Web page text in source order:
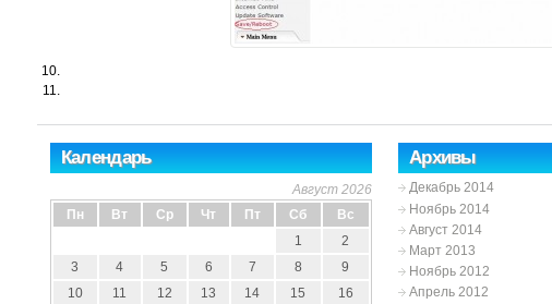
Календарь
Август 2026
Пн
Вт Ср Чт Пт Сб Вс
1
2
3
4 5 6 7 8
9
10
11 12 13 14 15
16
Архивы
Декабрь 2014
Ноябрь 2014
Август 2014
Март 2013
Ноябрь 2012
Апрель 2012